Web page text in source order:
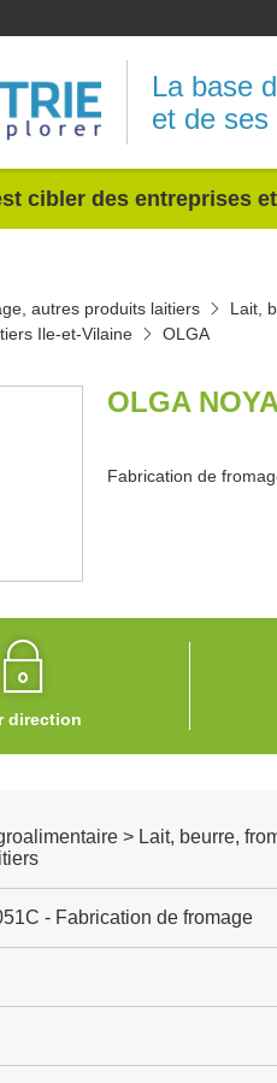
La base
et de ses
cibler des
autres produits laitiers
Lait,
Ile-et-Vilaine
OLGA
OLGA
Fabrication de
direction
> Lait, beurre,
- Fabrication de fromage